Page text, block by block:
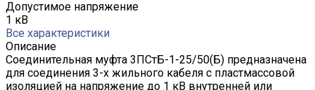
Допустимое напряжение
1 кВ
Все характеристики
Описание
Соединительная муфта 3ПСтБ-1-25/50(Б) предназначена
для соединения 3-х жильного кабеля с пластмассовой
изоляцией на напряжение до 1 кВ внутренней или